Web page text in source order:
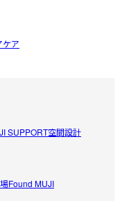
ケア
SUPPORT空間設計
Found MUJI